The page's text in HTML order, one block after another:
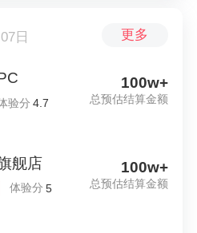
日 更多
验分 4.7
100w+
总预估结算金额
舰店
体验分 5
100w+
总预估结算金额